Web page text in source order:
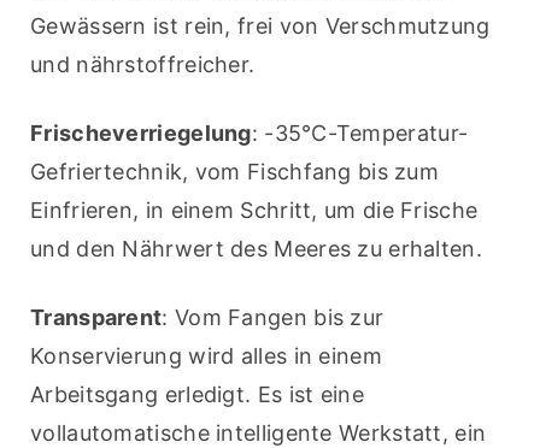
Gewässern ist rein, frei von Verschmutzung
und nährstoffreicher.
Frischeverriegelung: -35℃-Temperatur-
Gefriertechnik, vom Fischfang bis zum
Einfrieren, in einem Schritt, um die Frische
und den Nährwert des Meeres zu erhalten.
Transparent: Vom Fangen bis zur
Konservierung wird alles in einem
Arbeitsgang erledigt. Es ist eine
vollautomatische intelligente Werkstatt, ein